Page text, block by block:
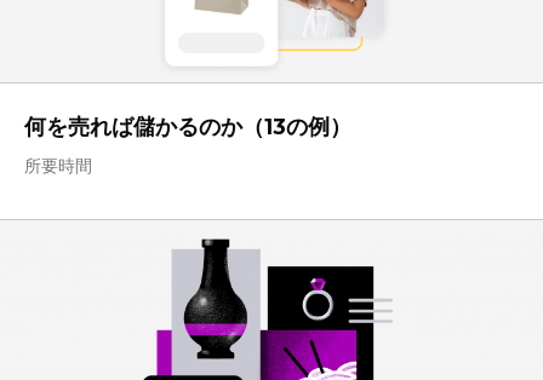
何を売れば儲かるのか（13の例）
所要時間